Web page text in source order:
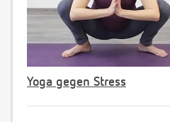
Yoga gegen Stress